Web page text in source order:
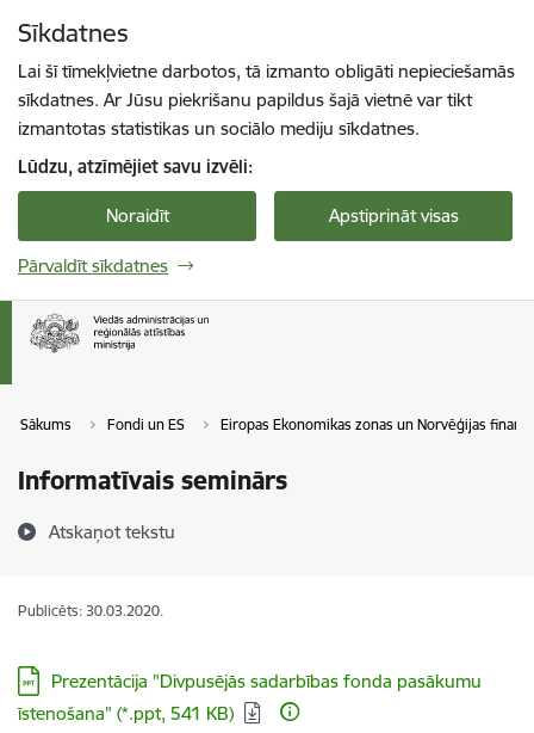
Sīkdatnes
Lai šī tīmekļvietne darbotos, tā izmanto obligāti nepieciešamās
sīkdatnes. Ar Jūsu piekrišanu papildus šajā vietnē var tikt
izmantotas statistikas un sociālo mediju sīkdatnes.
Lūdzu, atzīmējiet savu izvēli:
Noraidīt Apstiprināt visas
Pārvaldīt sīkdatnes
Sākums Fondi un ES Eiropas Ekonomikas zonas un Norvēģijas
Informatīvais seminārs
Atskaņot tekstu
Publicēts: 30.03.2020.
Lejupielādēt:
Prezentācija "Divpusējās sadarbības fonda pasākumu
īstenošana" (*.ppt, 541 KB)